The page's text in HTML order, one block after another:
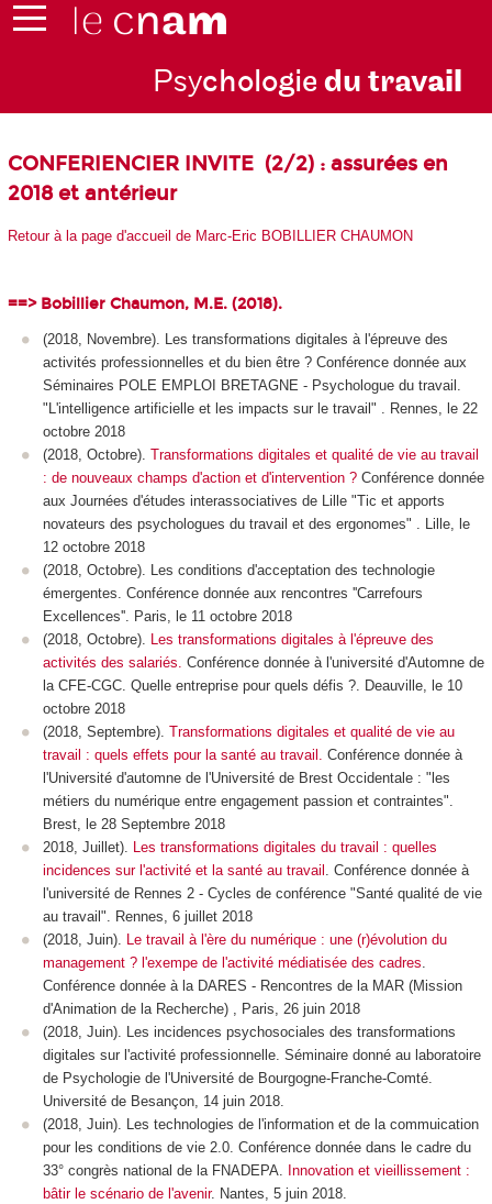
Psychologie du travail
CONFERIENCIER INVITE (2/2) : assurées en
2018 et antérieur
Retour à la page d'accueil de Marc-Eric BOBILLIER CHAUMON
==> Bobillier Chaumon, M.E. (2018).
(2018, Novembre). Les transformations digitales à l'épreuve des
activités professionnelles et du bien être ? Conférence donnée aux
Séminaires POLE EMPLOI BRETAGNE - Psychologue du travail.
"L'intelligence artificielle et les impacts sur le travail" . Rennes, le 22
octobre 2018
(2018, Octobre). Transformations digitales et qualité de vie au travail
: de nouveaux champs d'action et d'intervention ? Conférence donnée
aux Journées d'études interassociatives de Lille "Tic et apports
novateurs des psychologues du travail et des ergonomes" . Lille, le
12 octobre 2018
(2018, Octobre). Les conditions d'acceptation des technologie
émergentes. Conférence donnée aux rencontres ''Carrefours
Excellences''. Paris, le 11 octobre 2018
(2018, Octobre). Les transformations digitales à l'épreuve des
activités des salariés. Conférence donnée à l'université d'Automne de
la CFE-CGC. Quelle entreprise pour quels défis ?. Deauville, le 10
octobre 2018
(2018, Septembre). Transformations digitales et qualité de vie au
travail : quels effets pour la santé au travail . Conférence donnée à
l'Université d'automne de l'Université de Brest Occidentale : "les
métiers du numérique entre engagement passion et contraintes".
Brest, le 28 Septembre 2018
2018, Juillet). Les transformations digitales du travail : quelles
incidences sur l'activité et la santé au travail . Conférence donnée à
l'université de Rennes 2 - Cycles de conférence "Santé qualité de vie
au travail". Rennes, 6 juillet 2018
(2018, Juin). Le travail à l'ère du numérique : une (r)évolution du
management ? l'exempe de l'activité médiatisée des cadres.
Conférence donnée à la DARES - Rencontres de la MAR (Mission
d'Animation de la Recherche) , Paris, 26 juin 2018
(2018, Juin). Les incidences psychosociales des transformations
digitales sur l'activité professionnelle. Séminaire donné au laboratoire
de Psychologie de l'Université de Bourgogne-Franche-Comté.
Université de Besançon, 14 juin 2018.
(2018, Juin). Les technologies de l'information et de la commuication
pour les conditions de vie 2.0. Conférence donnée dans le cadre du
33° congrès national de la FNADEPA. Innovation et vieillissement :
bâtir le scénario de l'avenir. Nantes, 5 juin 2018.